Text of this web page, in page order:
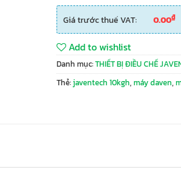
Giá trước thuế VAT: 0.00₫
Add to wishlist
Danh mục:THIẾT BỊ ĐIỀU CHẾ
Thẻ: javentech 10kgh,máy daven,